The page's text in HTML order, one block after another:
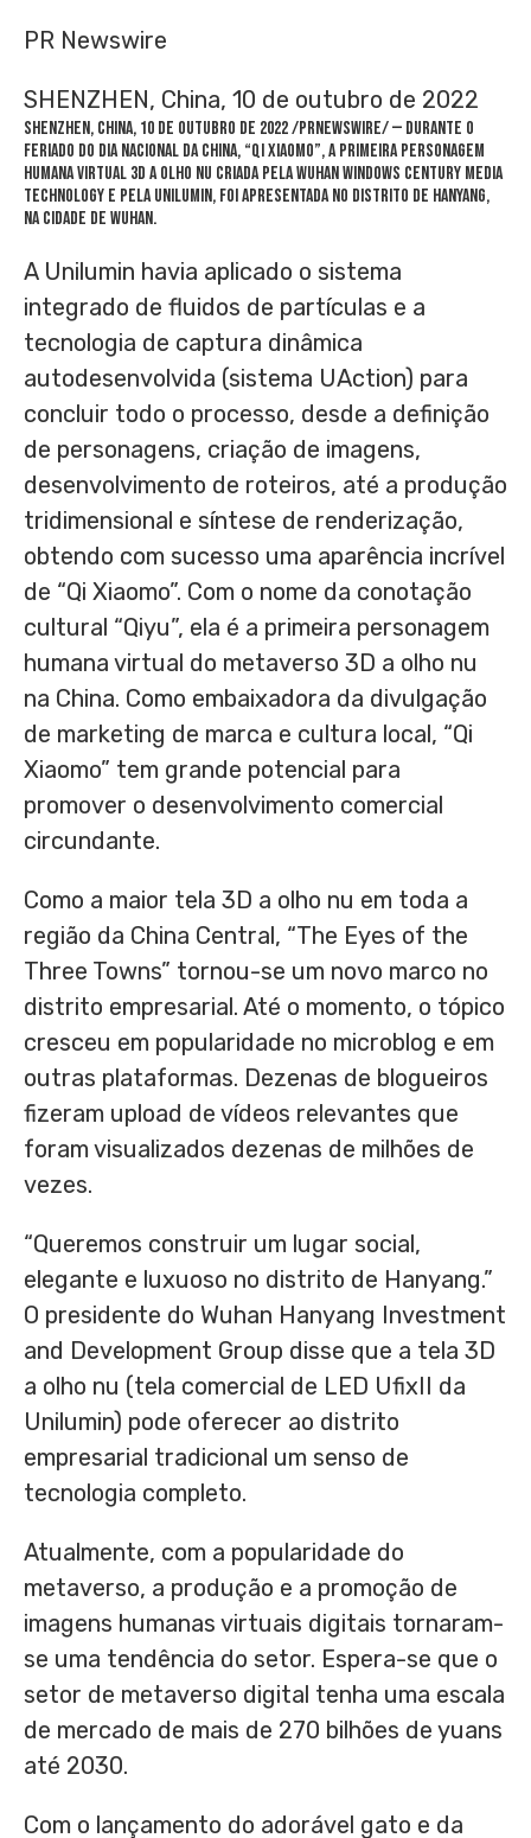
PR Newswire
SHENZHEN, China, 10 de outubro de 2022
SHENZHEN, China, 10 de outubro de 2022/PRNewswire/ — Durante o
feriado do Dia Nacional da China, “Qi Xiaomo”, a primeira personagem
humana virtual 3D a olho nu criada pela Wuhan Windows Century Media
Technology e pela Unilumin, foi apresentada no distrito de Hanyang,
na cidade de Wuhan.
A Unilumin havia aplicado o sistema
integrado de fluidos de partículas e a
tecnologia de captura dinâmica
autodesenvolvida (sistema UAction) para
concluir todo o processo, desde a definição
de personagens, criação de imagens,
desenvolvimento de roteiros, até a produção
tridimensional e síntese de renderização,
obtendo com sucesso uma aparência incrível
de “Qi Xiaomo”. Com o nome da conotação
cultural “Qiyu”, ela é a primeira personagem
humana virtual do metaverso 3D a olho nu
na China. Como embaixadora da divulgação
de marketing de marca e cultura local, “Qi
Xiaomo” tem grande potencial para
promover o desenvolvimento comercial
circundante.
Como a maior tela 3D a olho nu em toda a
região da China Central, “The Eyes of the
Three Towns” tornou-se um novo marco no
distrito empresarial. Até o momento, o tópico
cresceu em popularidade no microblog e em
outras plataformas. Dezenas de blogueiros
fizeram upload de vídeos relevantes que
foram visualizados dezenas de milhões de
vezes.
“Queremos construir um lugar social,
elegante e luxuoso no distrito de Hanyang.”
O presidente do Wuhan Hanyang Investment
and Development Group disse que a tela 3D
a olho nu (tela comercial de LED UfixII da
Unilumin) pode oferecer ao distrito
empresarial tradicional um senso de
tecnologia completo.
Atualmente, com a popularidade do
metaverso, a produção e a promoção de
imagens humanas virtuais digitais tornaram-
se uma tendência do setor. Espera-se que o
setor de metaverso digital tenha uma escala
de mercado de mais de 270 bilhões de yuans
até 2030.
Com o lançamento do adorável gato e da